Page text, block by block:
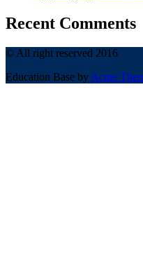
Recent Comments
© All right reserved 2016
Education Base by Acme